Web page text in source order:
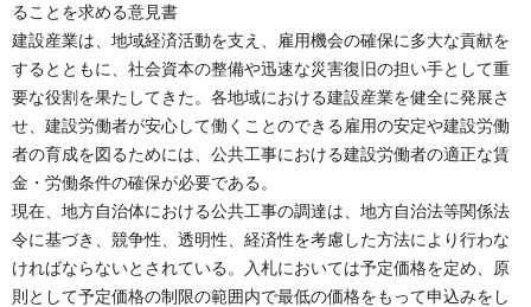
ることを求める意見書
建設産業は、地域経済活動を支え、雇用機会の確保に多大な貢献を
するとともに、社会資本の整備や迅速な災害復旧の担い手として重
要な役割を果たしてきた。各地域における建設産業を健全に発展さ
せ、建設労働者が安心して働くことのできる雇用の安定や建設労働
者の育成を図るためには、公共工事における建設労働者の適正な賃
金・労働条件の確保が必要である。
現在、地方自治体における公共工事の調達は、地方自治法等関係法
令に基づき、競争性、透明性、経済性を考慮した方法により行わな
ければならないとされている。入札においては予定価格を定め、原
則として予定価格の制限の範囲内で最低の価格をもって申込みをし